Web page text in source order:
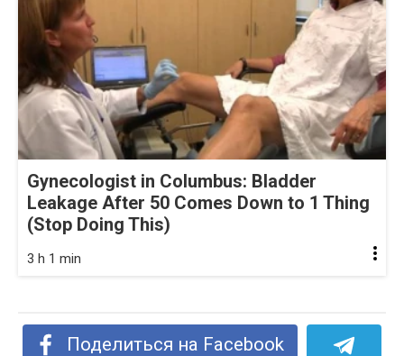
Gynecologist in Columbus: Bladder
Leakage After 50 Comes Down to 1 Thing
(Stop Doing This)
3 h 1 min
Поделиться на Facebook